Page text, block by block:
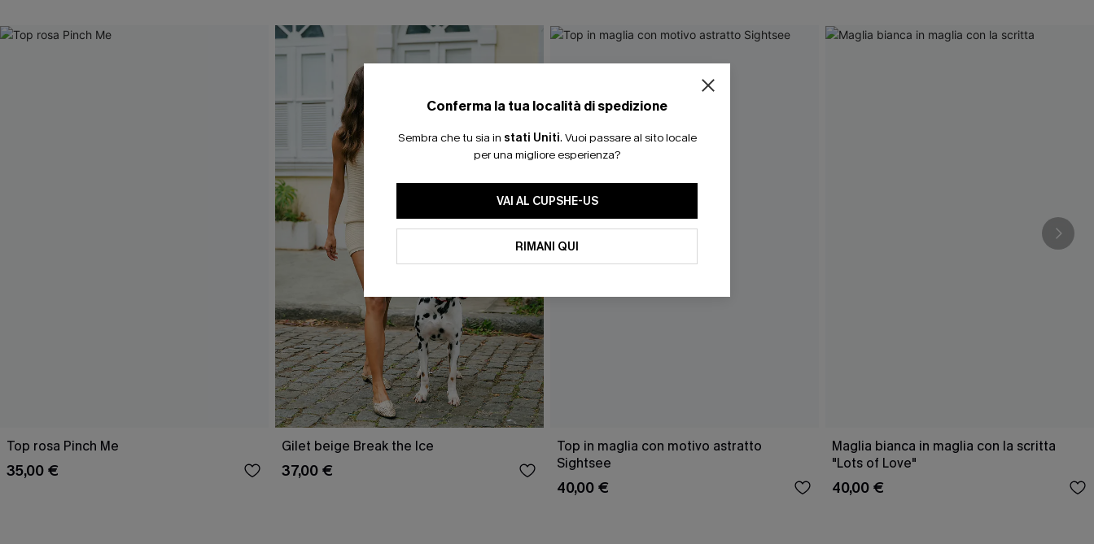
Top rosa Pinch Me
35,00 €
Gilet beige Break the Ice
37,00 €
Top in maglia con motivo astratto
Sightsee
40,00 €
Maglia bianca in maglia con la scritta
"Lots of Love"
40,00 €
Conferma la tua località di spedizione
Sembra che tu sia in stati Uniti. Vuoi passare al sito locale
per una migliore esperienza?
VAI AL CUPSHE-US
RIMANI QUI